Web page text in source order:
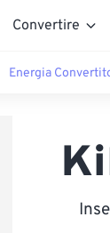
Convertire
Energia